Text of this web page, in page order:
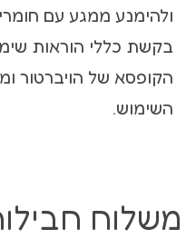
ולהימנע ממגע עם
בקשת כללי הוראות
הקופסא של הויברטור
השימוש.
משלוח